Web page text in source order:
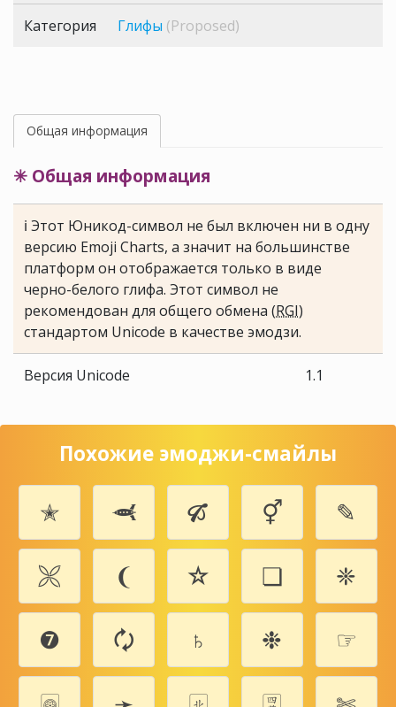
Категория Глифы (Proposed)
Общая информация
✳ Общая информация
ℹ Этот Юникод-символ не был включен ни в одну
версию Emoji Charts, а значит на большинстве
платформ он отображается только в виде
черно-белого глифа. Этот символ не
рекомендован для общего обмена (RGI)
стандартом Unicode в качестве эмодзи.
Версия Unicode 1.1
Похожие эмоджи-смайлы
✭ 🙬 🙒 ⚥
✎
🙪
❨ ☆ ❏
❈
❼
🗘 ♄ ❉
☞